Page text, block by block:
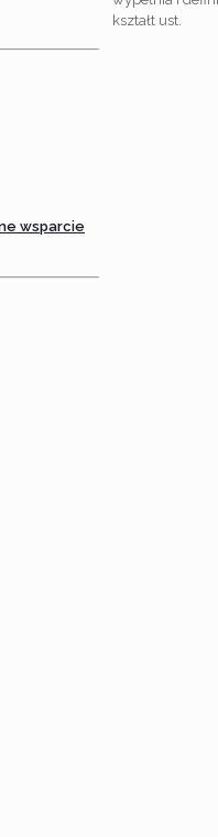
kształt ust.
wsparcie